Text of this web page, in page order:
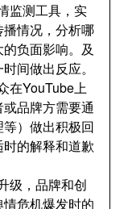
监测工具，实
情况，分析哪
负面影响。及
间做出反应。
在YouTube上
品牌方需要通
）做出积极回
的解释和道歉
级，品牌和创
危机爆发时的